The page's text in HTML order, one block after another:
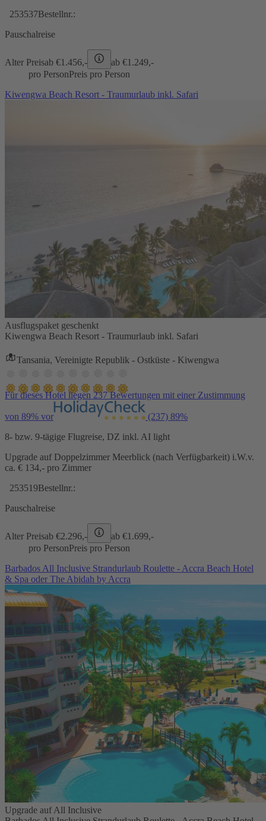
253537Bestellnr.:
Pauschalreise
Alter Preisab €1.456,- ab €1.249,-
pro PersonPreis pro Person
Kiwengwa Beach Resort - Traumurlaub inkl. Safari
Ausflugspaket geschenkt
Kiwengwa Beach Resort - Traumurlaub inkl. Safari
Tansania, Vereinigte Republik - Ostküste - Kiwengwa
Für dieses Hotel liegen 237 Bewertungen mit einer Zustimmung
von 89% vor (237) 89%
8- bzw. 9-tägige Flugreise, DZ inkl. AI light
Upgrade auf Doppelzimmer Meerblick (nach Verfügbarkeit) i.W.v.
ca. € 134,- pro Zimmer
253519Bestellnr.:
Pauschalreise
Alter Preisab €2.296,- ab €1.699,-
pro PersonPreis pro Person
Barbados All Inclusive Strandurlaub Roulette - Accra Beach Hotel
& Spa oder The Abidah by Accra
Upgrade auf All Inclusive